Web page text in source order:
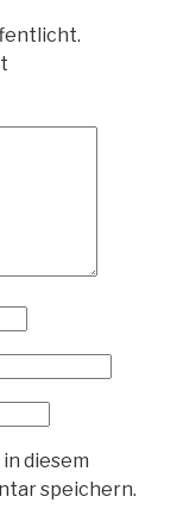
diesem
speichern.